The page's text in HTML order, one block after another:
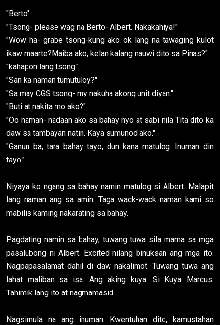
"Berto"
"Tsong- please wag na Berto- Albert. Nakakahiya!"
"Wow ha- grabe tsong-kung ako ok lang na tawaging kulot
ikaw maarte?Maiba ako, kelan kalang nauwi dito sa Pinas?"
"kahapon lang tsong."
"San ka naman tumutuloy?"
"Sa may CGS tsong- my nakuha akong unit diyan."
"Buti at nakita mo ako?"
"Oo naman- nadaan ako sa bahay nyo at sabi nila Tita dito ka
daw sa tambayan natin. Kaya sumunod ako."
"Ganun ba, tara bahay tayo, dun kana matulog. Inuman din
tayo."
Niyaya ko ngang sa bahay namin matulog si Albert. Malapit
lang naman ang sa amin. Taga wack-wack naman kami so
mabilis kaming nakarating sa bahay.
Pagdating namin sa bahay, tuwang tuwa sila mama sa mga
pasalubong ni Albert. Excited nilang binuksan ang mga ito.
Nagpapasalamat dahil di daw nakalimot. Tuwang tuwa ang
lahat maliban sa isa. Ang aking kuya. Si Kuya Marcus.
Tahimik lang ito at nagmamasid.
Nagsimula na ang inuman. Kwentuhan dito, kamustahan